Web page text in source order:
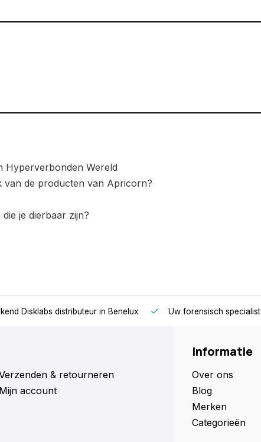
Hyperverbonden Wereld
van de producten van Apricorn?
je dierbaar zijn?
Disklabs distributeur in Benelux Uw forensisch specialist
& retourneren
Mijn account
Informatie
Over ons
Blog
Merken
Categorieën